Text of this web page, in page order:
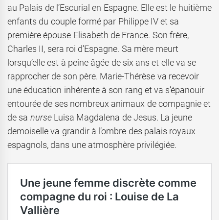
au Palais de l’Escurial en Espagne. Elle est le huitième
enfants du couple formé par Philippe IV et sa
première épouse Elisabeth de France. Son frère,
Charles II, sera roi d’Espagne. Sa mère meurt
lorsqu’elle est à peine âgée de six ans et elle va se
rapprocher de son père. Marie-Thérèse va recevoir
une éducation inhérente à son rang et va s’épanouir
entourée de ses nombreux animaux de compagnie et
de sa nurseLuisa Magdalena de Jesus. La jeune
demoiselle va grandir à l’ombre des palais royaux
espagnols, dans une atmosphère privilégiée.